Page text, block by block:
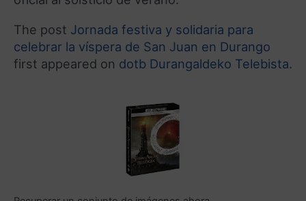
The post Jornada festiva y solidaria para
celebrar la víspera de San Juan en Durango
first appeared on dotb Durangaldeko Telebista.